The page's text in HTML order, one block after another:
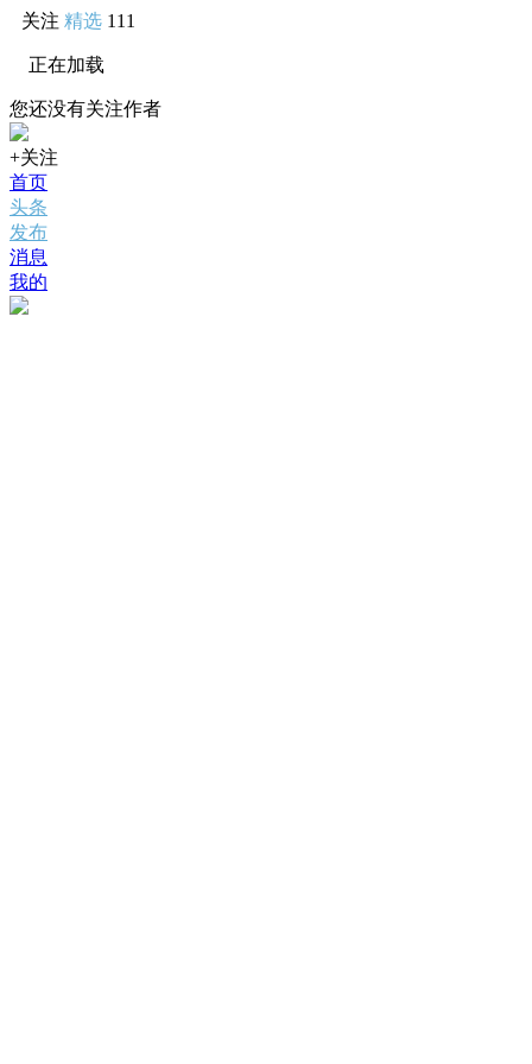
关注 精选 111
正在加载
您还没有关注作者
+关注
首页
头条
发布
消息
我的